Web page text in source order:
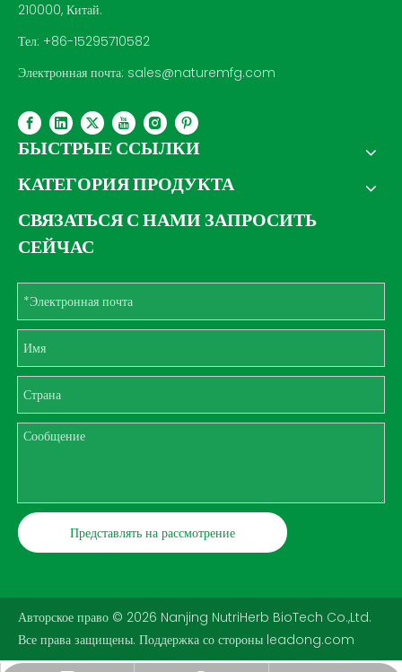
210000, Китай.
Тел: +86-15295710582
Электронная почта: sales@naturemfg.com
БЫСТРЫЕ ССЫЛКИ
КАТЕГОРИЯ ПРОДУКТА
СВЯЗАТЬСЯ С НАМИ ЗАПРОСИТЬ
СЕЙЧАС
Представлять на рассмотрение
Авторское право © 2026 Nanjing NutriHerb BioTech Co.,Ltd.
Все права защищены. Поддержка со стороны leadong.com